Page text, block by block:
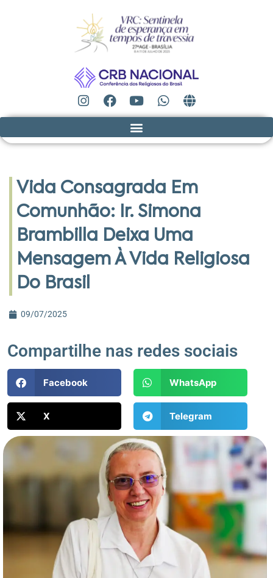
Vida Consagrada Em
Comunhão: Ir. Simona
Brambilla Deixa Uma
Mensagem À Vida Religiosa
Do Brasil
09/07/2025
Compartilhe nas redes sociais
Facebook WhatsApp
X Telegram